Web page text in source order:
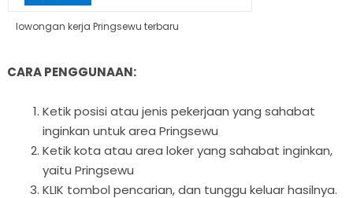
lowongan kerja Pringsewu terbaru
CARA PENGGUNAAN:
Ketik posisi atau jenis pekerjaan yang sahabat
inginkan untuk area Pringsewu
Ketik kota atau area loker yang sahabat inginkan,
yaitu Pringsewu
KLIK tombol pencarian, dan tunggu keluar hasilnya.